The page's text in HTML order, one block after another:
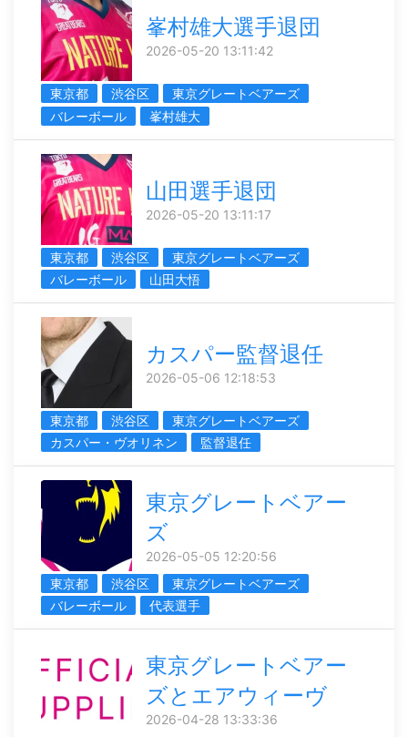
峯村雄大選手退団
2026-05-20 13:11:42
東京都 渋谷区
東京グレートベアーズ
バレーボール
峯村雄大
山田選手退団
2026-05-20 13:11:17
東京都 渋谷区
東京グレートベアーズ
バレーボール
山田大悟
カスパー監督退任
2026-05-06 12:18:53
東京都 渋谷区
東京グレートベアーズ
カスパー・ヴオリネン
監督退任
東京グレートベアー
ズ
2026-05-05 12:20:56
東京都
渋谷区
東京グレートベアーズ
バレーボール
代表選手
東京グレートベアー
ズとエアウィーヴ
2026-04-28 13:33:36